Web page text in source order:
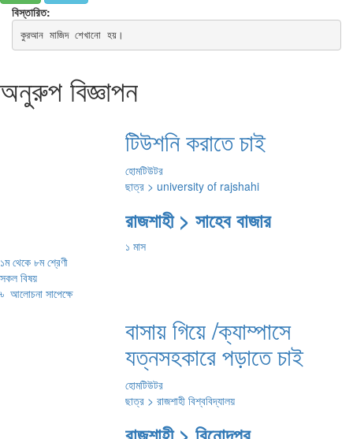
বিস্তারিত:
কুরআন মাজিদ শেখানো হয়।
অনুরুপ বিজ্ঞাপন
টিউশনি করাতে চাই
হোমটিউটর
ছাত্র > university of rajshahi
রাজশাহী > সাহেব বাজার
১ মাস
১ম থেকে ৮ম শ্রেণী
সকল বিষয়
৳ আলোচনা সাপেক্ষে
বাসায় গিয়ে /ক্যাম্পাসে
যত্নসহকারে পড়াতে চাই
হোমটিউটর
ছাত্র > রাজশাহী বিশ্ববিদ্যালয়